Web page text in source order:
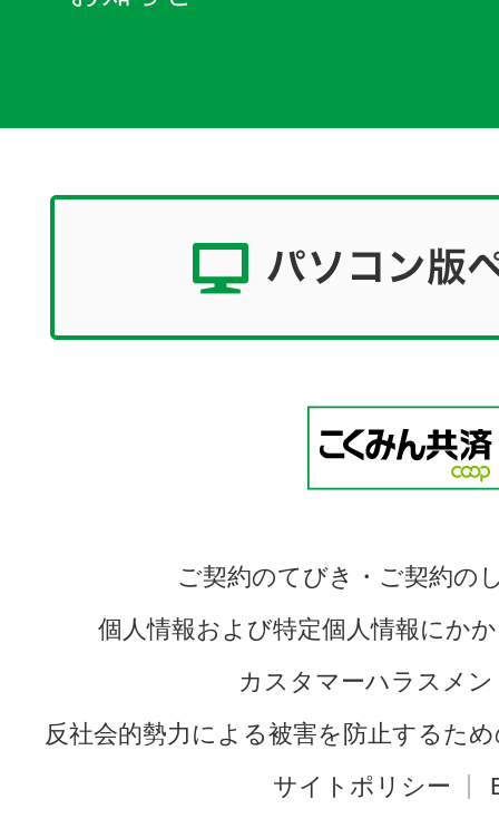
ご契約のてびき・ご契約の
個人情報および特定個人情報にか
カスタマーハラスメ
反社会的勢力による被害を防止するた
サイトポリシー